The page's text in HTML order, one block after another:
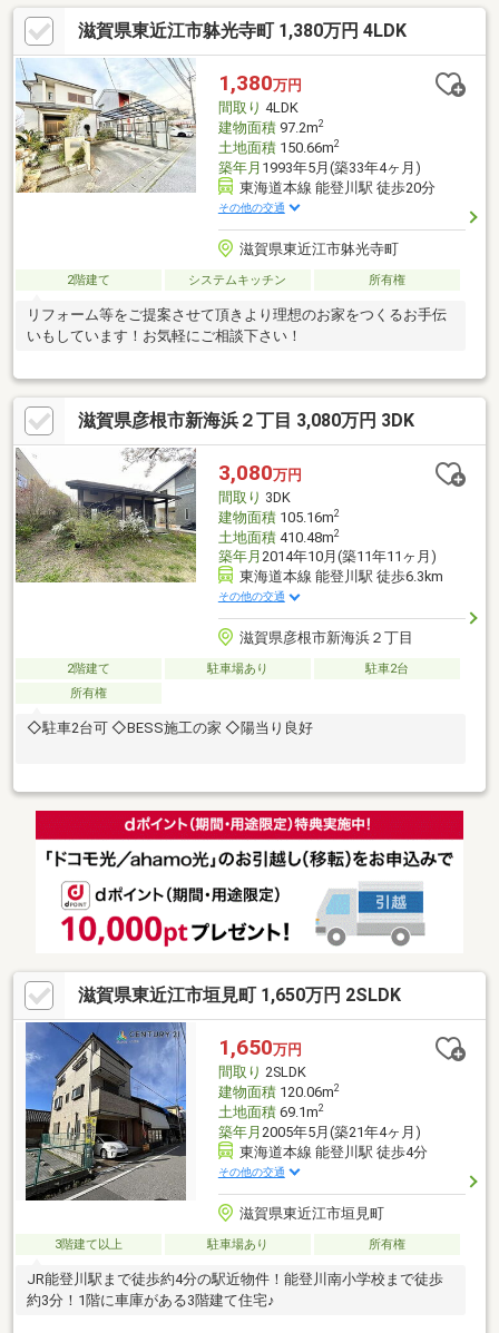
滋賀県東近江市躰光寺町 1,380万円 4LDK
1,380万円
間取り 4LDK
建物面積97.2m2
土地面積150.66m2
築年月 1993年5月(築33年4ヶ月)
東海道本線 能登川駅 徒歩20分
その他の交通
滋賀県東近江市躰光寺町
2階建て システムキッチン 所有権
リフォーム等をご提案させて頂きより理想のお家をつくるお手伝
いもしています！お気軽にご相談下さい！
滋賀県彦根市新海浜２丁目 3,080万円 3DK
3,080万円
間取り 3DK
建物面積105.16m2
土地面積410.48m2
築年月 2014年10月(築11年11ヶ月)
東海道本線 能登川駅 徒歩6.3km
その他の交通
滋賀県彦根市新海浜２丁目
2階建て 駐車場あり
駐車2台
所有権
◇駐車2台可 ◇BESS施工の家 ◇陽当り良好
滋賀県東近江市垣見町 1,650万円 2SLDK
1,650万円
間取り 2SLDK
建物面積120.06m2
土地面積69.1m2
築年月 2005年5月(築21年4ヶ月)
東海道本線 能登川駅 徒歩4分
その他の交通
滋賀県東近江市垣見町
3階建て以上 駐車場あり 所有権
JR能登川駅まで徒歩約4分の駅近物件！能登川南小学校まで徒歩
約3分！1階に車庫がある3階建て住宅♪